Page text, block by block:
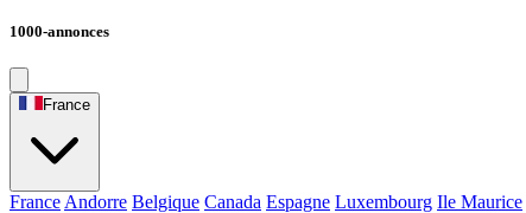
1000-annonces
France
France Andorre Belgique Canada Espagne Luxembourg Ile Maurice